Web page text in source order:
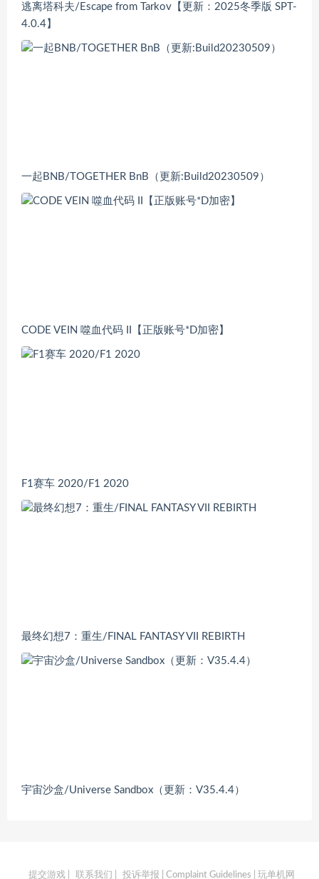
逃离塔科夫/Escape from Tarkov【更新：2025冬季版 SPT-
4.0.4】
一起BNB/TOGETHER BnB（更新:Build20230509）
CODE VEIN 噬血代码 II【正版账号*D加密】
F1赛车 2020/F1 2020
最终幻想7：重生/FINAL FANTASY VII REBIRTH
宇宙沙盒/Universe Sandbox（更新：V35.4.4）
提交游戏| 联系我们 投诉举报 | Complaint Guidelines | 玩单机网